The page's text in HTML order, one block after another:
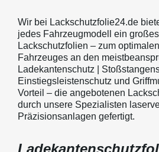
Wir bei Lackschutzfolie24.de
jedes Fahrzeugmodell ein
Lackschutzfolien – zum
Fahrzeuges an den
Ladekantenschutz |
Einstiegsleistenschutz und
Vorteil – die angebotenen
durch unsere Spezialisten
Präzisionsanlagen gefertigt.